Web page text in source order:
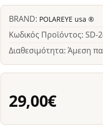
BRAND: POLAREYE usa ®
Κωδικός Προϊόντος: SD-
Διαθεσιμότητα: Άμεση
29,00€